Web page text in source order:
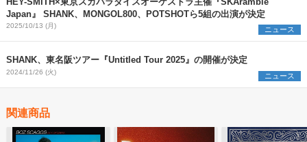
HEY-SMITH×東京スカパラダイスオーケストラ主催『SKAramble
Japan』 SHANK、MONGOL800、POTSHOTら5組の出演が決定
2025/10/13 (月) ニュース
SHANK、東名阪ツアー『Untitled Tour 2025』の開催が決定
2024/11/26 (火) ニュース
関連商品